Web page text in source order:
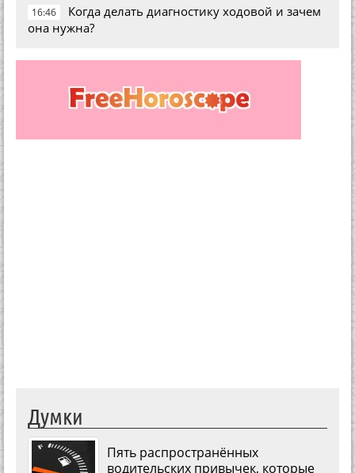
16:46
Когда делать диагностику ходовой и зачем
она нужна?
Думки
Пять распространённых
водительских привычек, которые